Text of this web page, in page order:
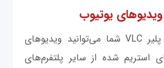
یوتیوب
با استفاده از مدیا پلیر VLC شما می‌توانید ویدیوهای
استریم شده از سایر پلتفرم‌های